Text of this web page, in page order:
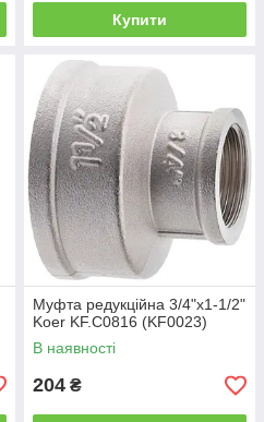
Купити
Муфта редукційна 3/4"x1-1/2"
Koer KF.C0816 (KF0023)
В наявності
204 ₴